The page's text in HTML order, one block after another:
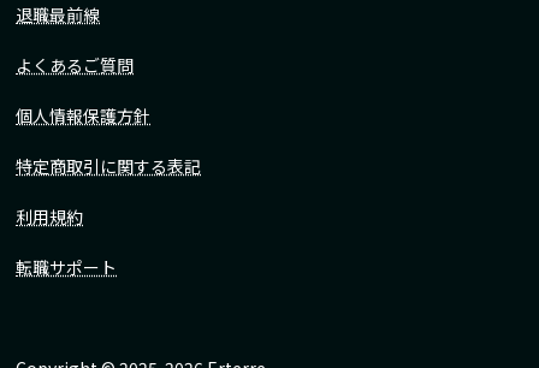
退職最前線
よくあるご質問
個人情報保護方針
特定商取引に関する表記
利用規約
転職サポート